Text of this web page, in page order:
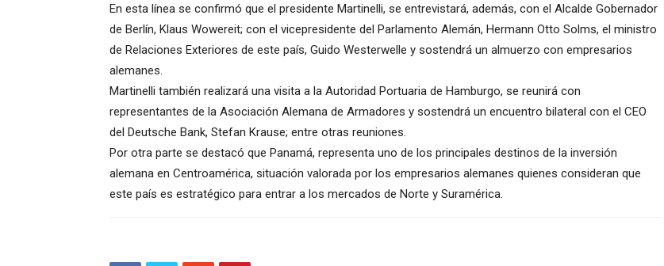
En esta línea se confirmó que el presidente Martinelli, se entrevistará, además, con el Alcalde Gobernador
de Berlín, Klaus Wowereit; con el vicepresidente del Parlamento Alemán, Hermann Otto Solms, el ministro
de Relaciones Exteriores de este país, Guido Westerwelle y sostendrá un almuerzo con empresarios
alemanes.
Martinelli también realizará una visita a la Autoridad Portuaria de Hamburgo, se reunirá con
representantes de la Asociación Alemana de Armadores y sostendrá un encuentro bilateral con el CEO
del Deutsche Bank, Stefan Krause; entre otras reuniones.
Por otra parte se destacó que Panamá, representa uno de los principales destinos de la inversión
alemana en Centroamérica, situación valorada por los empresarios alemanes quienes consideran que
este país es estratégico para entrar a los mercados de Norte y Suramérica.